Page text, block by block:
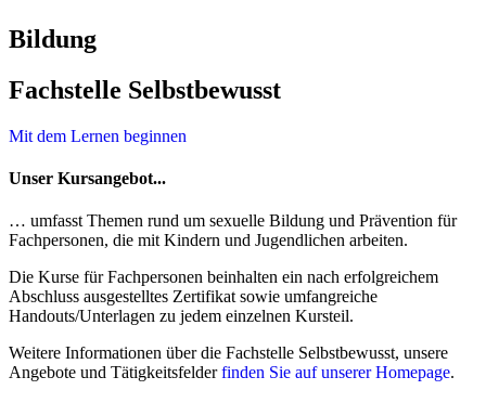
Bildung
Fachstelle Selbstbewusst
Mit dem Lernen beginnen
Unser Kursangebot...
… umfasst Themen rund um sexuelle Bildung und Prävention für
Fachpersonen, die mit Kindern und Jugendlichen arbeiten.
Die Kurse für Fachpersonen beinhalten ein nach erfolgreichem
Abschluss ausgestelltes Zertifikat sowie umfangreiche
Handouts/Unterlagen zu jedem einzelnen Kursteil.
Weitere Informationen über die Fachstelle Selbstbewusst, unsere
Angebote und Tätigkeitsfelderfinden Sie auf unserer Homepage.